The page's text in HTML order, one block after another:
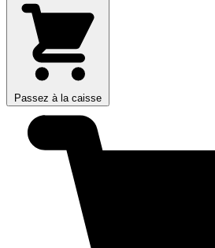
Passez à la caisse